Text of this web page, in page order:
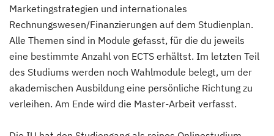
Marketingstrategien und internationales
Rechnungswesen/Finanzierungen auf dem Studienplan.
Alle Themen sind in Module gefasst, für die du jeweils
eine bestimmte Anzahl von ECTS erhältst. Im letzten Teil
des Studiums werden noch Wahlmodule belegt, um der
akademischen Ausbildung eine persönliche Richtung zu
verleihen. Am Ende wird die Master-Arbeit verfasst.